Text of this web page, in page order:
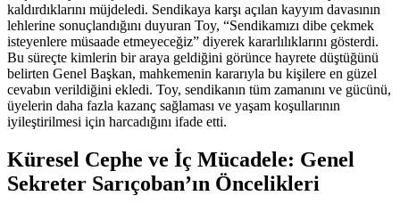
kaldırdıklarını müjdeledi. Sendikaya karşı açılan kayyım davasının
lehlerine sonuçlandığını duyuran Toy, “Sendikamızı dibe çekmek
isteyenlere müsaade etmeyeceğiz” diyerek kararlılıklarını gösterdi.
Bu süreçte kimlerin bir araya geldiğini görünce hayrete düştüğünü
belirten Genel Başkan, mahkemenin kararıyla bu kişilere en güzel
cevabın verildiğini ekledi. Toy, sendikanın tüm zamanını ve gücünü,
üyelerin daha fazla kazanç sağlaması ve yaşam koşullarının
iyileştirilmesi için harcadığını ifade etti.
Küresel Cephe ve İç Mücadele: Genel
Sekreter Sarıçoban’ın Öncelikleri